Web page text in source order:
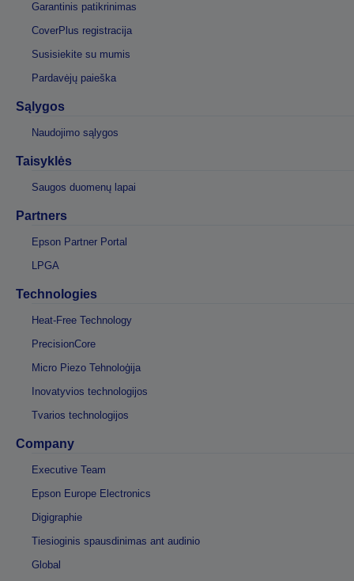
Garantinis patikrinimas
CoverPlus registracija
Susisiekite su mumis
Pardavėjų paieška
Sąlygos
Naudojimo sąlygos
Taisyklės
Saugos duomenų lapai
Partners
Epson Partner Portal
LPGA
Technologies
Heat-Free Technology
PrecisionCore
Micro Piezo Tehnoloģija
Inovatyvios technologijos
Tvarios technologijos
Company
Executive Team
Epson Europe Electronics
Digigraphie
Tiesioginis spausdinimas ant audinio
Global